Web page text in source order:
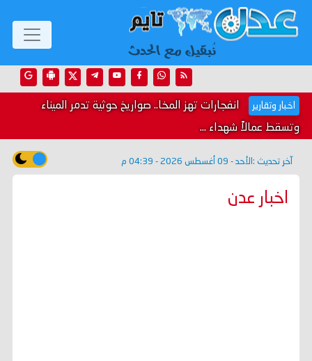
اخبار وتقارير انفجارات تهز المخا.. صواريخ حوثية تدمر الميناء
وتسقط عمالاً شهداء ...
آخر تحديث : الأحد - 09 أغسطس 2026 - 04:39 م
اخبار عدن